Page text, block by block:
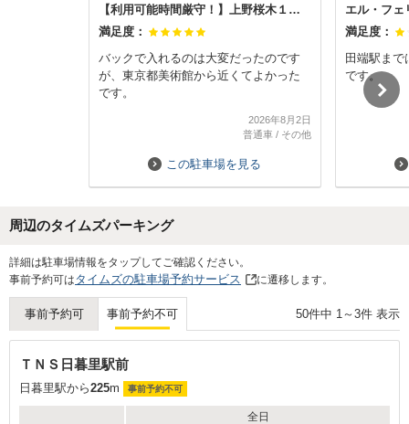
【利用可能時間厳守！】上野桜木１丁目駐車場
満足度：
バックで入れるのは大変だったのです
が、東京都美術館から近くてよかった
です。
2026年8月2日
普通車/ その他
この駐車場を見る
エル・フェ
満足度：
田端駅まで
です。
周辺のタイムズパーキング
詳細は駐車場情報をタップしてご確認ください。
事前予約可はタイムズの駐車場予約サービス に遷移します。
事前予約可 事前予約不可 50件中 1 ～ 3件 表示
ＴＮＳ日暮里駅前
日暮里駅から225m 事前予約不可
全日